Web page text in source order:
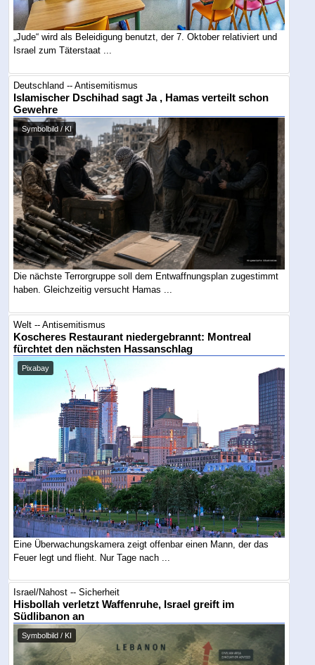
„Jude“ wird als Beleidigung benutzt, der 7. Oktober relativiert und
Israel zum Täterstaat ...
Deutschland -- Antisemitismus
Islamischer Dschihad sagt Ja , Hamas verteilt schon
Gewehre
Symbolbild / KI
Die nächste Terrorgruppe soll dem Entwaffnungsplan zugestimmt
haben. Gleichzeitig versucht Hamas ...
Welt -- Antisemitismus
Koscheres Restaurant niedergebrannt: Montreal
fürchtet den nächsten Hassanschlag
Pixabay
Eine Überwachungskamera zeigt offenbar einen Mann, der das
Feuer legt und flieht. Nur Tage nach ...
Israel/Nahost -- Sicherheit
Hisbollah verletzt Waffenruhe, Israel greift im
Südlibanon an
Symbolbild / KI